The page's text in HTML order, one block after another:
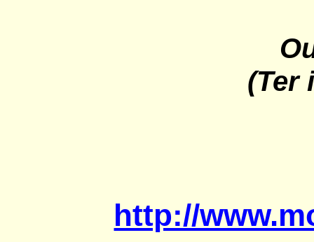
(Ter
http://